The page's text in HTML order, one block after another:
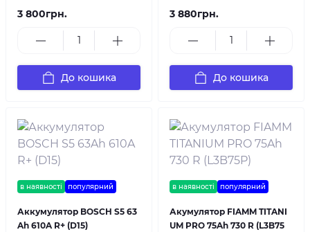
3 800грн.
До кошика
3 880грн.
До кошика
в наявності популярний
Аккумулятор BOSCH S5 63
Ah 610A R+ (D15)
в наявності популярний
Акумулятор FIAMM TITANI
UM PRO 75Ah 730 R (L3B75